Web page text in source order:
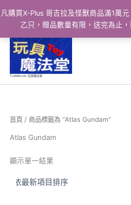
凡購買X-Plus 哥吉拉及怪獸商品滿1萬
乙只，贈品數量有限，送完為止
ToyMahodo 玩具魔法堂
首頁 / 商品標籤為 “Atlas Gundam”
Atlas Gundam
顯示單一結果